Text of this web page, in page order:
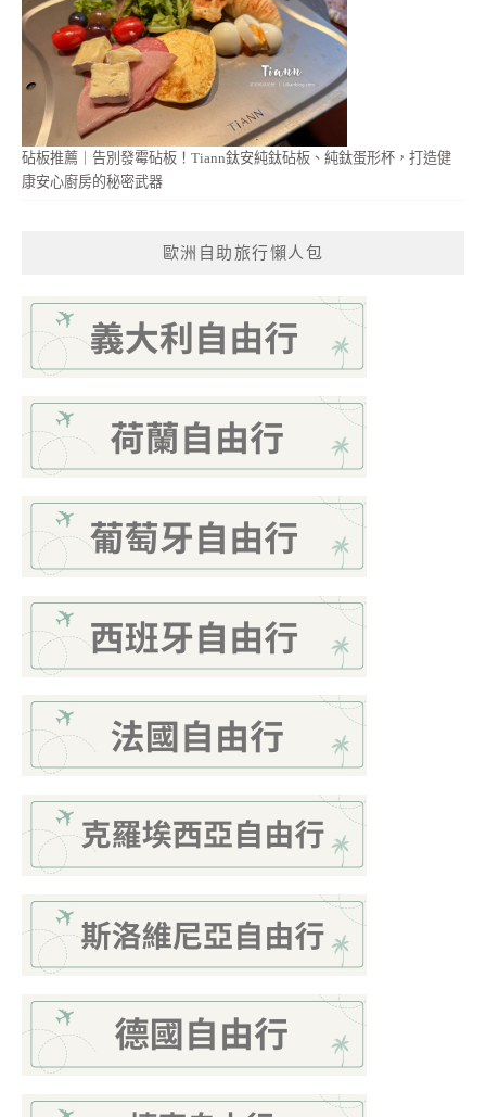
砧板推薦｜告別發霉砧板！Tiann鈦安純鈦砧板、純鈦蛋形杯，打造健
康安心廚房的秘密武器
歐洲自助旅行懶人包